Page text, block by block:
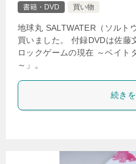
書籍・DVD
買い物
地球丸 SALTWATER（ソルト
買いました。 付録DVDは佐藤
ロックゲームの現在 ～ベイト
～」。
続き